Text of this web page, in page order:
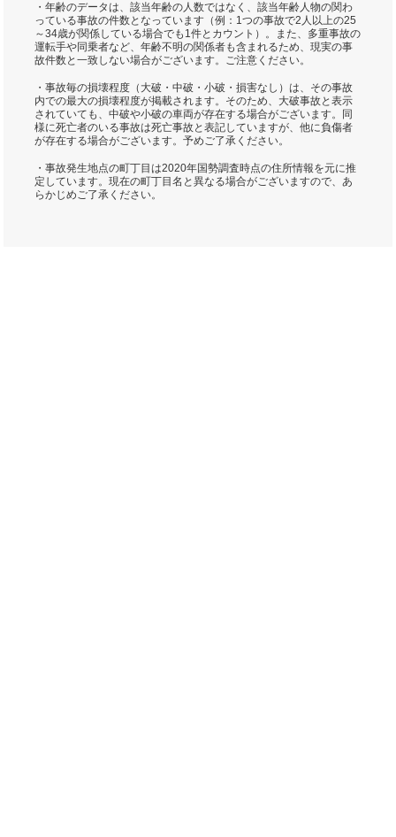
・年齢のデータは、該当年齢の人数ではなく、該当年齢人物の関わ
っている事故の件数となっています（例：1つの事故で2人以上の25
～34歳が関係している場合でも1件とカウント）。また、多重事故の
運転手や同乗者など、年齢不明の関係者も含まれるため、現実の事
故件数と一致しない場合がございます。ご注意ください。
・事故毎の損壊程度（大破・中破・小破・損害なし）は、その事故
内での最大の損壊程度が掲載されます。そのため、大破事故と表示
されていても、中破や小破の車両が存在する場合がございます。同
様に死亡者のいる事故は死亡事故と表記していますが、他に負傷者
が存在する場合がございます。予めご了承ください。
・事故発生地点の町丁目は2020年国勢調査時点の住所情報を元に推
定しています。現在の町丁目名と異なる場合がございますので、あ
らかじめご了承ください。